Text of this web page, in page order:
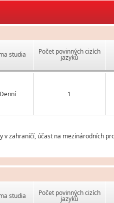
studia Počet povinných cizích
jazyků
Denní 1
v zahraničí, účast na mezinárodních
studia Počet povinných cizích
jazyků